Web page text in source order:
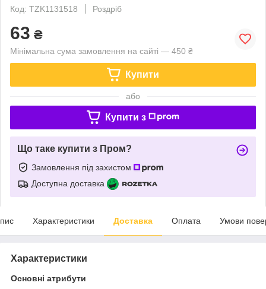
Код: TZK1131518
Роздріб
63 ₴
Мінімальна сума замовлення на сайті — 450 ₴
Купити
або
Купити з
Що таке купити з Пром?
Замовлення під захистом
Доступна доставка
Характеристики Доставка Оплата Умови
Характеристики
Основні атрибути